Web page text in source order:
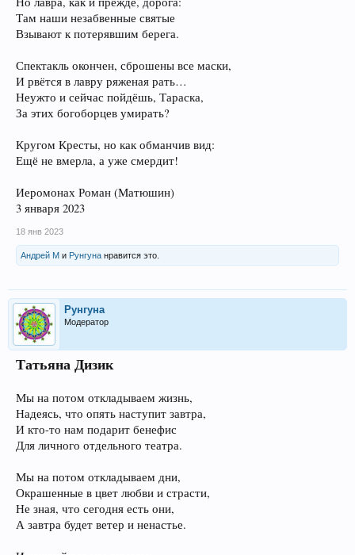
Там наши незабвенные святые
Взывают к потерявшим берега.
Спектакль окончен, сброшены все маски,
И рвётся в лавру ряженая рать…
Неужто и сейчас пойдёшь, Тараска,
За этих богоборцев умирать?
Кругом Кресты, но как обманчив вид:
Ещё не вмерла, а уже смердит!
Иеромонах Роман (Матюшин)
3 января 2023
18 янв 2023
Андрей М и Рунгуна нравится это.
Рунгуна
Модератор
Татьяна Дизик
Мы на потом откладываем жизнь,
Надеясь, что опять наступит завтра,
И кто-то нам подарит бенефис
Для личного отдельного театра.
Мы на потом откладываем дни,
Окрашенные в цвет любви и страсти,
Не зная, что сегодня есть они,
А завтра будет ветер и ненастье.